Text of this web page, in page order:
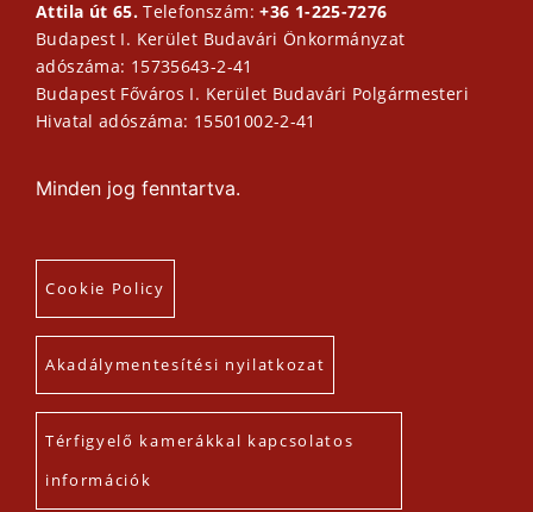
Attila út 65.Telefonszám:+36 1-225-7276
Budapest I. Kerület Budavári Önkormányzat
adószáma: 15735643-2-41
Budapest Főváros I. Kerület Budavári Polgármesteri
Hivatal adószáma: 15501002-2-41
Minden jog fenntartva.
Cookie Policy
Akadálymentesítési nyilatkozat
Térfigyelő kamerákkal kapcsolatos
információk